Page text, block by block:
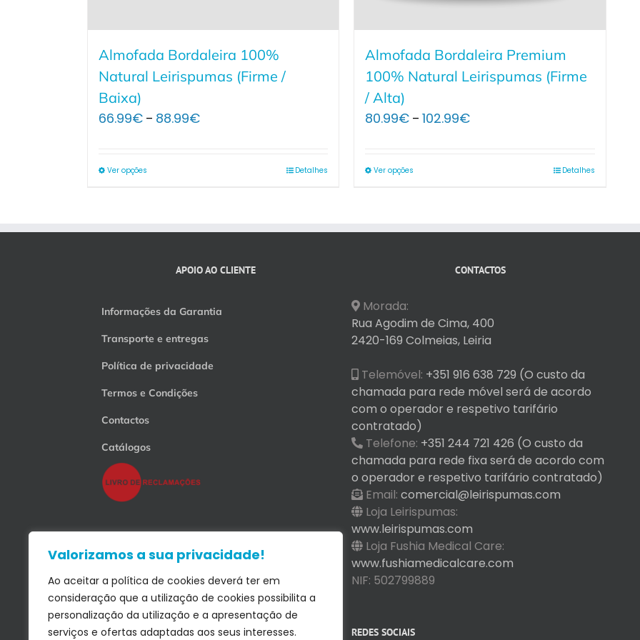
Valorizamos a sua privacidade!
Ao aceitar a política de cookies deverá ter em
consideração que a utilização de cookies possibilita a
personalização da utilização e a apresentação de
serviços e ofertas adaptadas aos seus interesses.
Almofada Bordaleira 100%
Natural Leirispumas (Firme /
Baixa)
66.99€ – 88.99€Price
Ver opções Detalhes
Almofada Bordaleira Premium
100% Natural Leirispumas (Firme
/ Alta)
80.99€ – 102.99€Price
Ver opções Detalhes
APOIO AO CLIENTE
Informações da Garantia
Transporte e entregas
Política de privacidade
Termos e Condições
Contactos
Catálogos
CONTACTOS
Morada:
Rua Agodim de Cima, 400
2420-169 Colmeias, Leiria
Telemóvel: +351 916 638 729 (O custo da
chamada para rede móvel será de acordo
com o operador e respetivo tarifário
contratado)
Telefone: +351 244 721 426 (O custo da
chamada para rede fixa será de acordo com
o operador e respetivo tarifário contratado)
Email: comercial@leirispumas.com
Loja Leirispumas:
www.leirispumas.com
Loja Fushia Medical Care:
www.fushiamedicalcare.com
NIF: 502799889
REDES SOCIAIS